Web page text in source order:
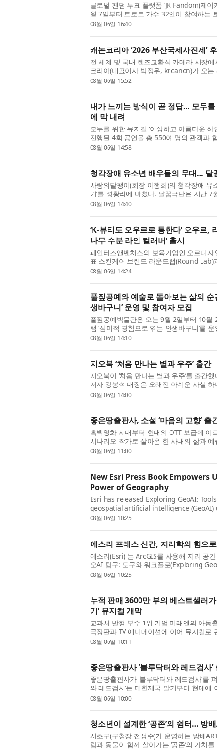
글로벌 팬덤 투표 플랫폼 ‘JK Fandom(제
월 7일부터 트로트 가수 32인이 참여하는
LAST THRONE)’를 개최한다고 밝혔다. 이
08월 06일 16:40
캐논코리아 ‘2026 부산국제사진제’
전 세계 및 국내 렌즈교환식 카메라 시장
코리아(대표이사 박정우, kr.canon)가 오는
로 참여해 ‘캐논 미래작가전 Humanity:
08월 06일 15:52
내가 느끼는 방식이 곧 정답… 모두를
에 막 내려
모두를 위한 뮤지컬 ‘이상하고 아름다운
진행된 4회 공연을 총 550여 명의 관객과
위한 예술지원사업 선정작인 이 작품은 창
08월 06일 14:58
청각장애 유소년 배우들의 무대… 달
사랑의달팽이(회장 이행희)의 청각장애 유
기’를 성황리에 마쳤다. 달꿈극단은 지난
지에서 ‘미로와 푸른귀 이야기’를 총 3회
08월 06일 14:40
‘K-뷰티도 오우르로 통한다’ 오우르,
나무 수분 라인 컬래버’ 출시
페인터즈앤벤처스의 보육기업인 오르디자
표 스킨케어 브랜드 라운드랩(Round
션을 선보인다. 이번 협업은 한국 스킨케
08월 06일 14:24
풀짚공예와 예술로 돌아보는 삶의
생바구니’ 운영 및 참여자 모집
풀짚공예박물관은 오는 9월 2일부터 10
램 ‘심미적 경험으로 엮는 인생바구니’를
년 감상 프로그램의 일환으로, 풀짚공예와
08월 06일 14:10
지오북 ‘처음 만나는 별과 우주’ 출간
지오북이 ‘처음 만나는 별과 우주’를 출간
저자 강봉석 대장은 오래전 아쉬운 사실
고도 기대만큼 감동하지 못하거나 때로는
08월 06일 14:00
좋은땅출판사, 소설 ‘마음의 고향’ 출
흑백영화 시대부터 현대의 OTT 보급에
시나리오 작가로 살아온 한 사내의 삶과
소설 ‘마음의 고향’이 좋은땅출판사에서
08월 06일 11:00
New Esri Press Book
Power of Geography
Esri has released Exploring GeoAI:
geospatial artificial intelligence (GeoAI)
analysts, and data scientists, this
08월 06일 10:25
에스리 프레스 신간, 지리학의 힘으
에스리(Esri) 는 ArcGIS를 사용해 지리 공
오AI 탐구: 도구와 워크플로(Exploring
석가, 데이터 과학자를 위해 설계된 이 실
08월 06일 10:25
누적 판매 3600만 부의 베스트셀러
기’ 뮤지컬 개막
교과서 발행 부수 1위 기업 미래엔의 아동
극장판과 TV 애니메이션에 이어 뮤지컬로
계에서 살아남기’가 지난 28일 서울숲 씨
08월 06일 10:11
좋은땅출판사 ‘블루닥터와 레드검사’
좋은땅출판사가 ‘블루닥터와 레드검사’를
와 레드검사’는 대한제국 말기부터 현대
따라가는 역사 장편소설이다. 생명을 살리
08월 06일 10:00
청소년이 설계한 ‘공존’의 쉼터… 방
서초구(구청장 전성수)가 운영하는 방배
람과 동물이 함께 살아가는 ‘공존’의 가치